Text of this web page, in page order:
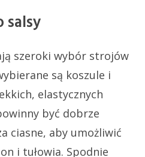
salsy
szeroki wybór strojów
są koszule i
elastycznych
być dobrze
ciasne, aby umożliwić
i tułowia. Spodnie